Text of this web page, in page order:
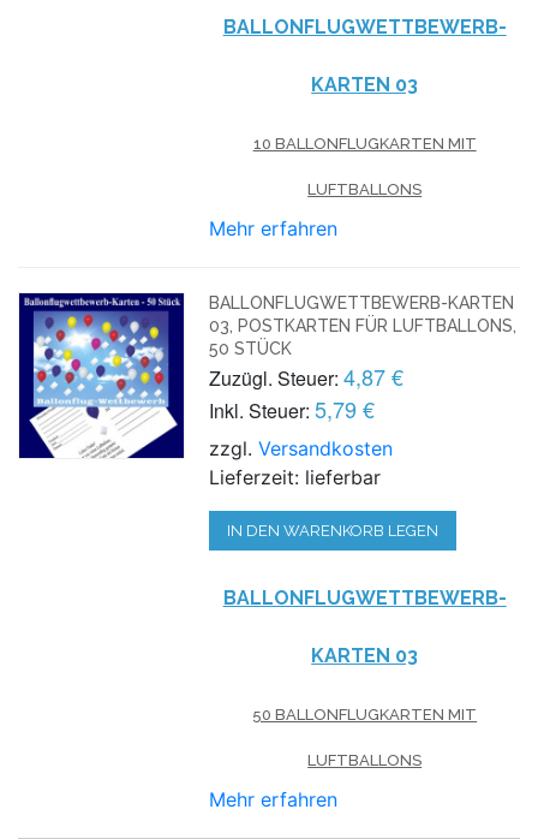
BALLONFLUGWETTBEWERB-
KARTEN 03
10 BALLONFLUGKARTEN MIT
LUFTBALLONS
Mehr erfahren
BALLONFLUGWETTBEWERB-KARTEN
03, POSTKARTEN FÜR LUFTBALLONS,
50 STÜCK
Zuzügl. Steuer: 4,87 €
Inkl. Steuer: 5,79 €
zzgl.Versandkosten
Lieferzeit: lieferbar
IN DEN WARENKORB LEGEN
BALLONFLUGWETTBEWERB-
KARTEN 03
50 BALLONFLUGKARTEN MIT
LUFTBALLONS
Mehr erfahren